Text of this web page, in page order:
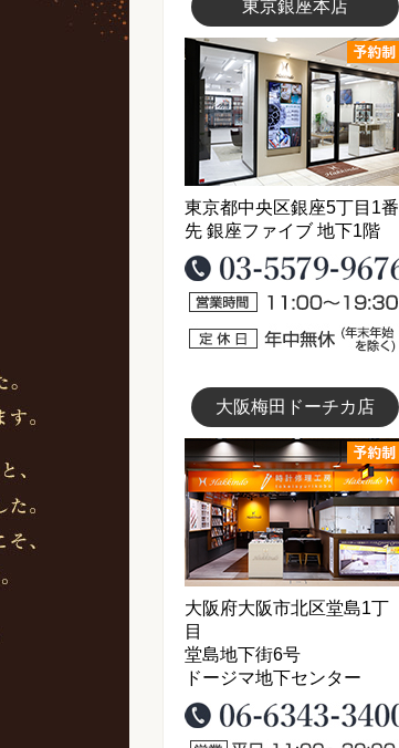
東京銀座本店
東京都中央区銀座5丁目1番
先 銀座ファイブ 地下1階
大阪梅田ドーチカ店
大阪府大阪市北区堂島1丁
目
堂島地下街6号
ドージマ地下センター